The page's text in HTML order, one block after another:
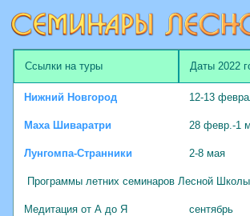
Ссылки на туры Даты 2022
Нижний Новгород 12-13
Маха Шиваратри 28 февр.-1
Лунгомпа-Странники 2-8 мая
Программы летних семинаров Лесной
Медитация от А до Я сентябрь